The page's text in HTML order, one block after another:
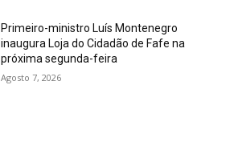
Primeiro-ministro Luís Montenegro
inaugura Loja do Cidadão de Fafe na
próxima segunda-feira
Agosto 7, 2026